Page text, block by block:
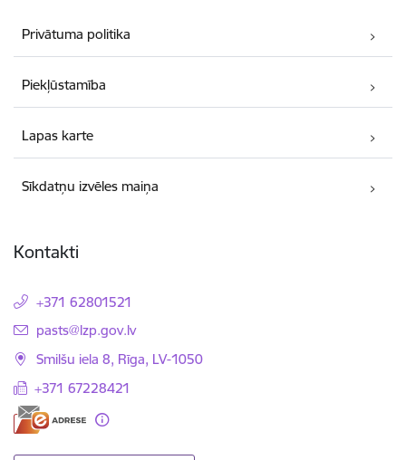
Privātuma politika
Piekļūstamība
Lapas karte
Sīkdatņu izvēles maiņa
Kontakti
+371 62801521
E-pasts:
pasts@lzp.gov.lv
Smilšu iela 8, Rīga, LV-1050
+371 67228421